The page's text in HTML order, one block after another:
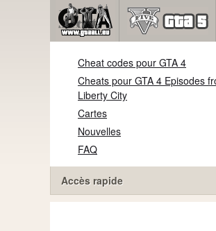
Cheat codes pour GTA 4
Cheats pour GTA 4 Episodes
Liberty City
Cartes
Nouvelles
FAQ
Accès rapide